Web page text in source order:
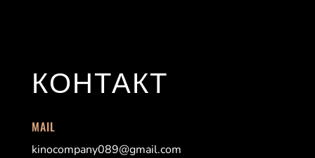
КОНТАКТ
MAIL
kinocompany089@gmail.com